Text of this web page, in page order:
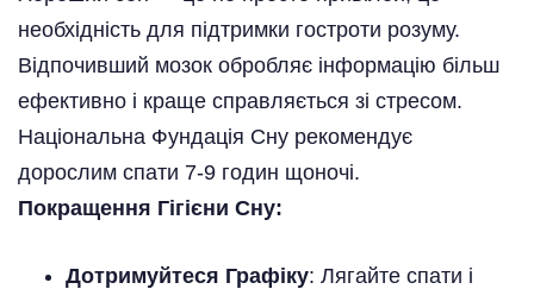
необхідність для підтримки гостроти розуму.
Відпочивший мозок обробляє інформацію більш
ефективно і краще справляється зі стресом.
Національна Фундація Сну рекомендує
дорослим спати 7-9 годин щоночі.
Покращення Гігієни Сну:
Дотримуйтеся Графіку: Лягайте спати і